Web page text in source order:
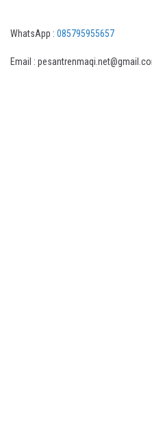
WhatsApp :085795955657
Email :